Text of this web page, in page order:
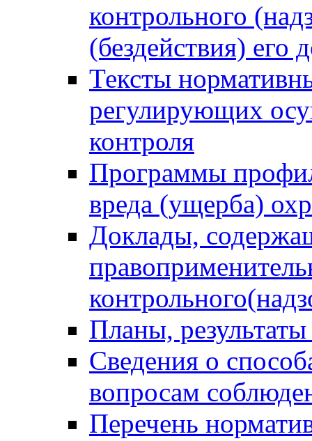
контрольного
(бездействия)
Тексты
регулирующих
контроля
Программы
вреда (ущерба)
Доклады,
Планы,
Сведения о
вопросам
Перечень